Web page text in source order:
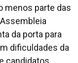
menos parte das
da porta para
dificuldades da
candidatos,